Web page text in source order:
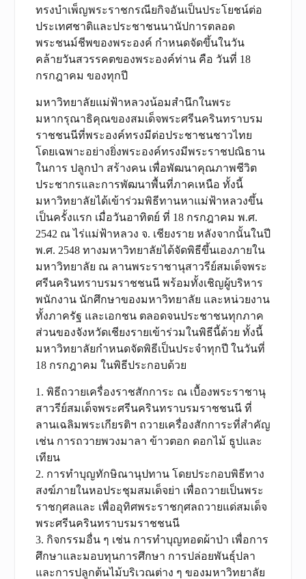
ทรงบำเพ็ญพระราชกรณียกิจอันเป็นประโยชน์ต่อ
ประเทศชาติและประชาชนนานัปการตลอด
พระชนม์ชีพของพระองค์ กำหนดจัดขึ้นในวัน
คล้ายวันสวรรคตของพระองค์ท่าน คือ วันที่ 18
กรกฎาคม ของทุกปี
มหาวิทยาลัยแม่ฟ้าหลวงน้อมสำนึกในพระ
มหากรุณาธิคุณของสมเด็จพระศรีนครินทราบรม
ราชชนนีที่พระองค์ทรงมีต่อประชาชนชาวไทย
โดยเฉพาะอย่างยิ่งพระองค์ทรงมีพระราชปณิธาน
ในการ ปลูกป่า สร้างคน เพื่อพัฒนาคุณภาพชีวิต
ประชากรและการพัฒนาพื้นที่ภาคเหนือ ทั้งนี้
มหาวิทยาลัยได้เข้าร่วมพิธีทานหาแม่ฟ้าหลวงขึ้น
เป็นครั้งแรก เมื่อวันอาทิตย์ ที่ 18 กรกฎาคม พ.ศ.
2542 ณ ไร่แม่ฟ้าหลวง จ. เชียงราย หลังจากนั้นในปี
พ.ศ. 2548 ทางมหาวิทยาลัยได้จัดพิธีขึ้นเองภายใน
มหาวิทยาลัย ณ ลานพระราชานุสาวรีย์สมเด็จพระ
ศรีนครินทราบรมราชชนนี พร้อมทั้งเชิญผู้บริหาร
พนักงาน นักศึกษาของมหาวิทยาลัย และหน่วยงาน
ทั้งภาครัฐ และเอกชน ตลอดจนประชาชนทุกภาค
ส่วนของจังหวัดเชียงรายเข้าร่วมในพิธีนี้ด้วย ทั้งนี้
มหาวิทยาลัยกำหนดจัดพิธีเป็นประจำทุกปี ในวันที่
18 กรกฎาคม ในพิธีประกอบด้วย
1. พิธีถวายเครื่องราชสักการะ ณ เบื้องพระราชานุ
สาวรีย์สมเด็จพระศรีนครินทราบรมราชชนนี ที่
ลานเฉลิมพระเกียรติฯ ถวายเครื่องสักการะที่สำคัญ
เช่น การถวายพวงมาลา ข้าวตอก ดอกไม้ ธูปและ
เทียน
2. การทำบุญทักษิณานุปทาน โดยประกอบพิธีทาง
สงฆ์ภายในหอประชุมสมเด็จย่า เพื่อถวายเป็นพระ
ราชกุศลและ เพื่ออุทิศพระราชกุศลถวายแด่สมเด็จ
พระศรีนครินทราบรมราชชนนี
3. กิจกรรมอื่น ๆ เช่น การทำบุญทอดผ้าป่า เพื่อการ
ศึกษาและมอบทุนการศึกษา การปล่อยพันธุ์ปลา
และการปลูกต้นไม้บริเวณต่าง ๆ ของมหาวิทยาลัย